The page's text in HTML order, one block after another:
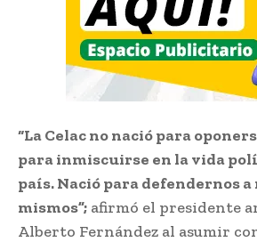
“La Celac no nació para
para inmiscuirse en la vida
país. Nació para defendernos
mismos”; afirmó el presidente
Alberto Fernández al asumir